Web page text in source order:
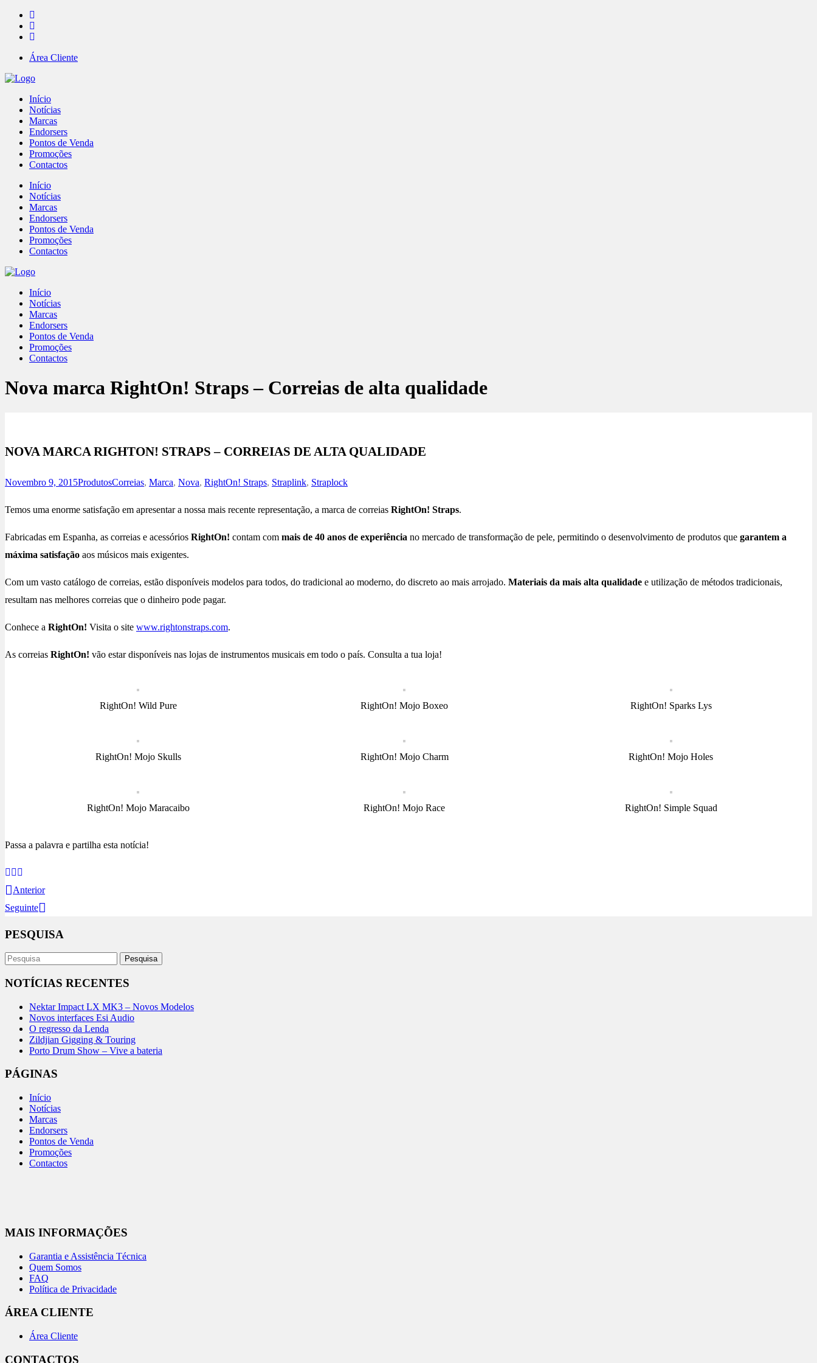
Área Cliente
Início
Notícias
Marcas
Endorsers
Pontos de Venda
Promoções
Contactos
Início
Notícias
Marcas
Endorsers
Pontos de Venda
Promoções
Contactos
Início
Notícias
Marcas
Endorsers
Pontos de Venda
Promoções
Contactos
Nova marca RightOn! Straps – Correias de alta qualidade
NOVA MARCA RIGHTON! STRAPS – CORREIAS DE ALTA QUALIDADE
Novembro 9, 2015ProdutosCorreias, Marca, Nova, RightOn! Straps, Straplink, Straplock
Temos uma enorme satisfação em apresentar a nossa mais recente representação, a marca de correias RightOn! Straps.
Fabricadas em Espanha, as correias e acessórios RightOn! contam com mais de 40 anos de experiência no mercado de transformação de pele, permitindo o desenvolvimento de produtos que garantem a
máxima satisfação aos músicos mais exigentes.
Com um vasto catálogo de correias, estão disponíveis modelos para todos, do tradicional ao moderno, do discreto ao mais arrojado. Materiais da mais alta qualidade e utilização de métodos tradicionais,
resultam nas melhores correias que o dinheiro pode pagar.
Conhece a RightOn! Visita o site www.rightonstraps.com.
As correias RightOn! vão estar disponíveis nas lojas de instrumentos musicais em todo o país. Consulta a tua loja!
RightOn! Wild Pure RightOn! Mojo Boxeo RightOn! Sparks Lys
RightOn! Mojo Skulls RightOn! Mojo Charm RightOn! Mojo Holes
RightOn! Mojo Maracaibo RightOn! Mojo Race RightOn! Simple Squad
Passa a palavra e partilha esta notícia!
Anterior
Seguinte
PESQUISA
NOTÍCIAS RECENTES
Nektar Impact LX MK3 – Novos Modelos
Novos interfaces Esi Audio
O regresso da Lenda
Zildjian Gigging & Touring
Porto Drum Show – Vive a bateria
PÁGINAS
Início
Notícias
Marcas
Endorsers
Pontos de Venda
Promoções
Contactos
MAIS INFORMAÇÕES
Garantia e Assistência Técnica
Quem Somos
FAQ
Política de Privacidade
ÁREA CLIENTE
Área Cliente
CONTACTOS